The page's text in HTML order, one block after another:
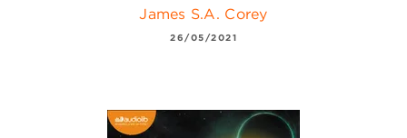
James S.A. Corey
26/05/2021